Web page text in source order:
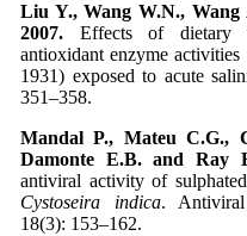
Liu Y., Wang W.N.,
2007. Effects of dietary
antioxidant enzyme activities
1931) exposed to acute
351–358.
Mandal P., Mateu C.G.,
Damonte E.B. and Ray
antiviral activity of
Cystoseira indica. Antiviral
18(3): 153–162.